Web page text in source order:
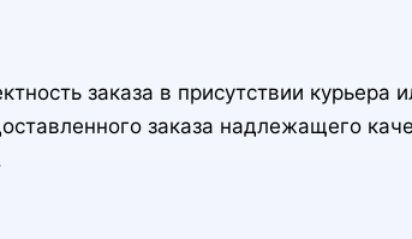
заказа в присутствии курьера
заказа надлежащего